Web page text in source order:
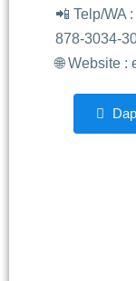
📲 Telp/WA
878-3034-
🌐 Website :